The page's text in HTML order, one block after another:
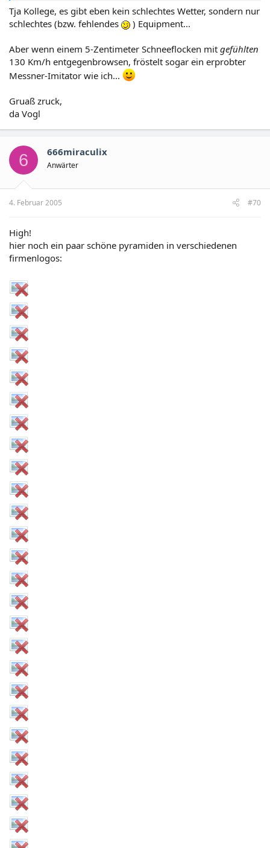
Tja Kollege, es gibt eben kein schlechtes Wetter, sondern nur
schlechtes (bzw. fehlendes
) Equipment...
Aber wenn einem 5-Zentimeter Schneeflocken mit gefühlten
130 Km/h entgegenbrowsen, fröstelt sogar ein erprobter
Messner-Imitator wie ich...
Gruaß zruck,
da Vogl
6 666miraculix
Anwärter
4. Februar 2005 #70
High!
hier noch ein paar schöne pyramiden in verschiedenen
firmenlogos: